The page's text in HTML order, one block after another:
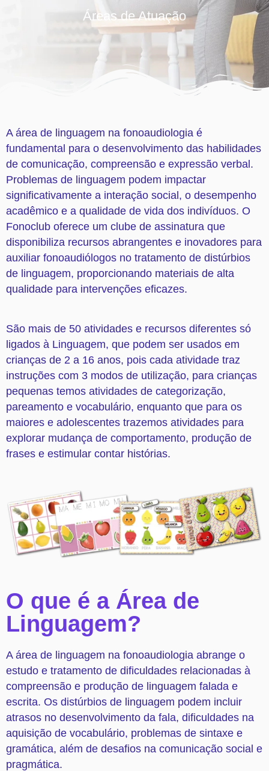
Áreas de Atuação
A área de linguagem na fonoaudiologia é
fundamental para o desenvolvimento das habilidades
de comunicação, compreensão e expressão verbal.
Problemas de linguagem podem impactar
significativamente a interação social, o desempenho
acadêmico e a qualidade de vida dos indivíduos. O
Fonoclub oferece um clube de assinatura que
disponibiliza recursos abrangentes e inovadores para
auxiliar fonoaudiólogos no tratamento de distúrbios
de linguagem, proporcionando materiais de alta
qualidade para intervenções eficazes.
São mais de 50 atividades e recursos diferentes só
ligados à Linguagem, que podem ser usados em
crianças de 2 a 16 anos, pois cada atividade traz
instruções com 3 modos de utilização, para crianças
pequenas temos atividades de categorização,
pareamento e vocabulário, enquanto que para os
maiores e adolescentes trazemos atividades para
explorar mudança de comportamento, produção de
frases e estimular contar histórias.
O que é a Área de
Linguagem?
A área de linguagem na fonoaudiologia abrange o
estudo e tratamento de dificuldades relacionadas à
compreensão e produção de linguagem falada e
escrita. Os distúrbios de linguagem podem incluir
atrasos no desenvolvimento da fala, dificuldades na
aquisição de vocabulário, problemas de sintaxe e
gramática, além de desafios na comunicação social e
pragmática.